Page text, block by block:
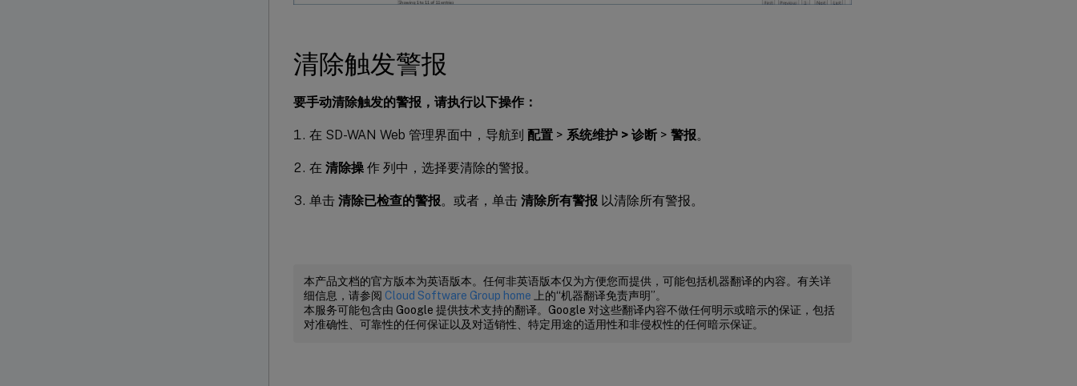
清除触发警报
要手动清除触发的警报，请执行以下操作：
在 SD-WAN Web 管理界面中，导航到 配置 > 系统维护 > 诊断 > 警报。
在 清除操 作 列中，选择要清除的警报。
单击 清除已检查的警报。或者，单击 清除所有警报 以清除所有警报。
本产品文档的官方版本为英语版本。任何非英语版本仅为方便您而提供，可能包括机器翻译的内容。有关详
细信息，请参阅 Cloud Software Group home 上的“机器翻译免责声明”。
本服务可能包含由 Google 提供技术支持的翻译。Google 对这些翻译内容不做任何明示或暗示的保证，包括
对准确性、可靠性的任何保证以及对适销性、特定用途的适用性和非侵权性的任何暗示保证。